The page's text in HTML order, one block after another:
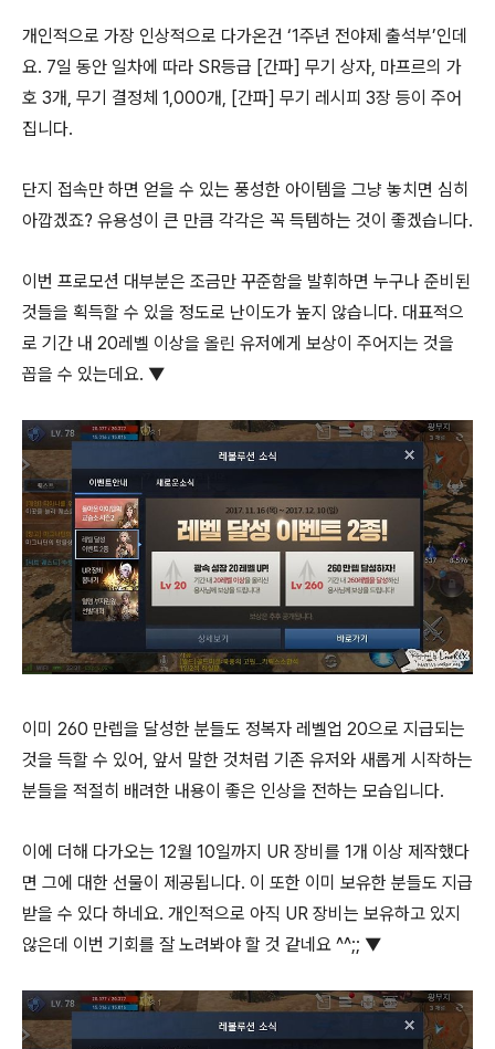
개인적으로 가장 인상적으로 다가온건 ‘1주년 전야제 출석부’인데
요. 7일 동안 일차에 따라 SR등급 [간파] 무기 상자, 마프르의 가
호 3개, 무기 결정체 1,000개, [간파] 무기 레시피 3장 등이 주어
집니다.
단지 접속만 하면 얻을 수 있는 풍성한 아이템을 그냥 놓치면 심히
아깝겠죠? 유용성이 큰 만큼 각각은 꼭 득템하는 것이 좋겠습니다.
이번 프로모션 대부분은 조금만 꾸준함을 발휘하면 누구나 준비된
것들을 획득할 수 있을 정도로 난이도가 높지 않습니다. 대표적으
로 기간 내 20레벨 이상을 올린 유저에게 보상이 주어지는 것을
꼽을 수 있는데요. ▼
이미 260 만렙을 달성한 분들도 정복자 레벨업 20으로 지급되는
것을 득할 수 있어, 앞서 말한 것처럼 기존 유저와 새롭게 시작하는
분들을 적절히 배려한 내용이 좋은 인상을 전하는 모습입니다.
이에 더해 다가오는 12월 10일까지 UR 장비를 1개 이상 제작했다
면 그에 대한 선물이 제공됩니다. 이 또한 이미 보유한 분들도 지급
받을 수 있다 하네요. 개인적으로 아직 UR 장비는 보유하고 있지
않은데 이번 기회를 잘 노려봐야 할 것 같네요 ^^;; ▼